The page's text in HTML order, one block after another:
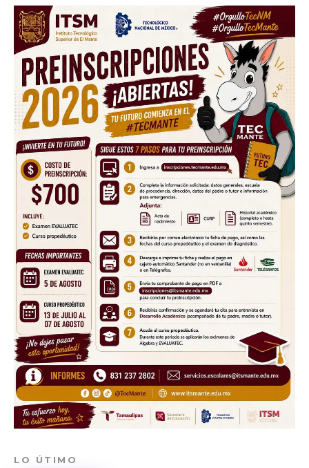
Facebook
Twitter
EmailWhatsApp
Copy
Link
Gmail
Telegram
Don't miss
out!
Sing up for our newsletter
to stay in the loop.
SUBSCRIBE
LO ÚTIMO